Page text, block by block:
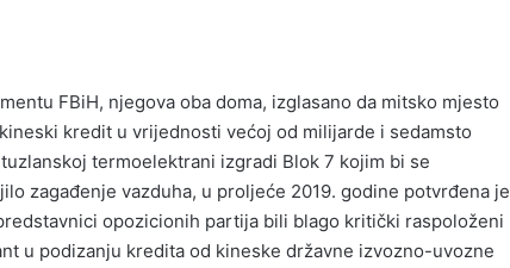
FBiH, njegova oba doma, izglasano da mitsko mjesto
kredit u vrijednosti većoj od milijarde i sedamsto
termoelektrani izgradi Blok 7 kojim bi se
zagađenje vazduha, u proljeće 2019. godine potvrđena je
opozicionih partija bili blago kritički raspoloženi
u podizanju kredita od kineske državne izvozno-uvozne